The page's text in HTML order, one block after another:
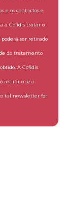
e os contactos e
a Cofidis tratar o
ser retirado
do tratamento
A Cofidis
retirar o seu
tal newsletter for